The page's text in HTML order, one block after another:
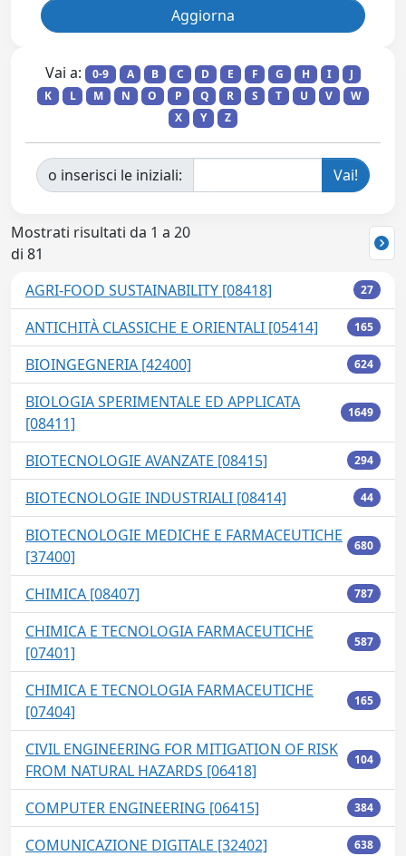
Vai a: 0-9 A B C D E F G H I
J
K
L M N O P Q R S T U V
W
X
Y Z
o inserisci le iniziali:
Mostrati risultati da 1 a 20
di 81
AGRI-FOOD SUSTAINABILITY [08418]
27
ANTICHITÀ CLASSICHE E ORIENTALI [05414] 165
BIOINGEGNERIA [42400] 624
BIOLOGIA SPERIMENTALE ED APPLICATA
[08411]
1649
BIOTECNOLOGIE AVANZATE [08415] 294
BIOTECNOLOGIE INDUSTRIALI [08414] 44
BIOTECNOLOGIE MEDICHE E FARMACEUTICHE
[37400]
680
CHIMICA [08407] 787
CHIMICA E TECNOLOGIA FARMACEUTICHE
[07401]
587
CHIMICA E TECNOLOGIA FARMACEUTICHE
[07404]
165
CIVIL ENGINEERING FOR MITIGATION OF RISK
FROM NATURAL HAZARDS [06418]
104
COMPUTER ENGINEERING [06415] 384
COMUNICAZIONE DIGITALE [32402] 638